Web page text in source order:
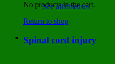
No products in the cart.
Return to shop
See all diseases
Spinal cord injury